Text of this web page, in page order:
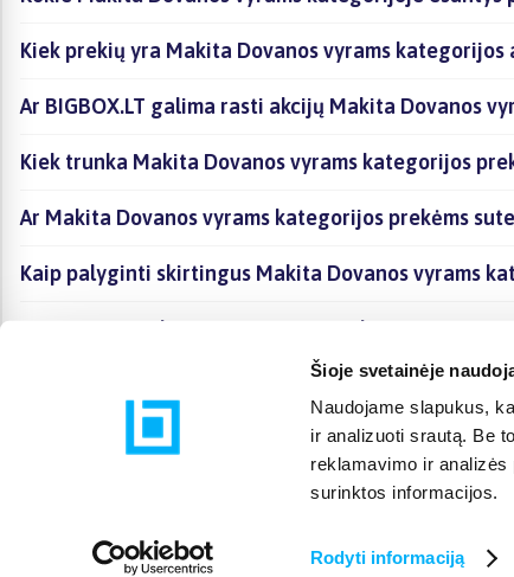
Šioje svetainėje
Naudojame slapukus,
ir analizuoti srautą. Be
reklamavimo ir analizės
surinktos informacijos.
Rodyti informaciją
Kiek prekių yra Makita Dovanos vyrams
Ar BIGBOX.LT galima rasti akcijų Makita Dovanos
Kiek trunka Makita Dovanos vyrams kategorijos
Ar Makita Dovanos vyrams kategorijos prekėms
Kaip palyginti skirtingus Makita Dovanos vyrams
Kaip įsigyti Makita Dovanos vyrams kategorijoje